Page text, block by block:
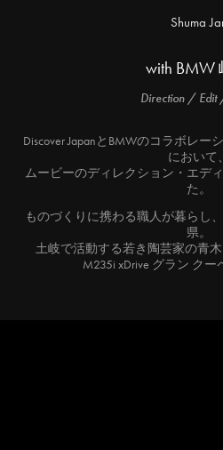
Shuma
with BMW
Direction / Edit
Discover JapanとBMWのコラボレー
において、
ムービーのディレクション・エデ
た。
ものづくりに携わる職人が暮らし
県。
土岐で活動する若き陶芸家の青
M235i xDrive グラン クー